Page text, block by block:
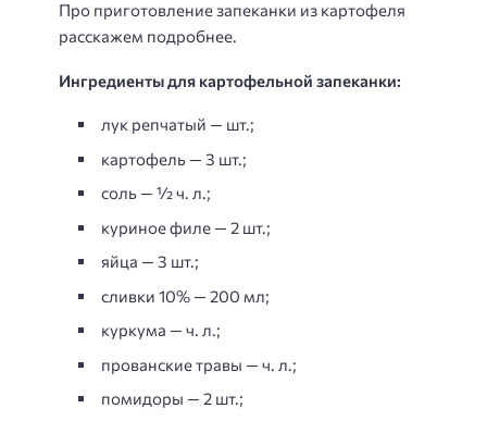
Про приготовление запеканки из картофеля
расскажем подробнее.
Ингредиенты для картофельной запеканки:
лук репчатый — шт.;
картофель — 3 шт.;
соль — ½ ч. л.;
куриное филе — 2 шт.;
яйца — 3 шт.;
сливки 10% — 200 мл;
куркума — ч. л.;
прованские травы — ч. л.;
помидоры — 2 шт.;